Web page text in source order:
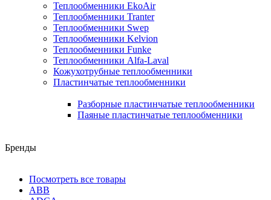
Теплообменники EkoAir
Теплообменники Tranter
Теплообменники Swep
Теплообменники Kelvion
Теплообменники Funke
Теплообменники Alfa-Laval
Кожухотрубные теплообменники
Пластинчатые теплообменники
Разборные пластинчатые теплообменники
Паяные пластинчатые теплообменники
Бренды
Посмотреть все товары
ABB